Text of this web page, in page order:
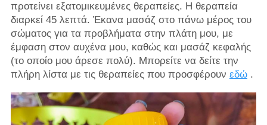
προτείνει εξατομικευμένες θεραπείες. Η θεραπεία
διαρκεί 45 λεπτά. Έκανα μασάζ στο πάνω μέρος του
σώματος για τα προβλήματα στην πλάτη μου, με
έμφαση στον αυχένα μου, καθώς και μασάζ κεφαλής
(το οποίο μου άρεσε πολύ). Μπορείτε να δείτε την
πλήρη λίστα με τις θεραπείες που προσφέρουν εδώ.